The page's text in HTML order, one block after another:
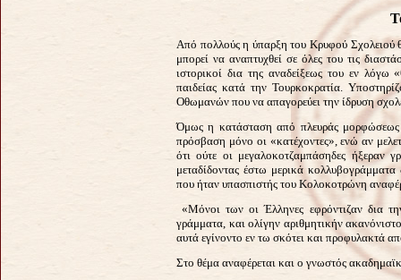
Από πολλούς η ύπαρξη του Κρυφού Σχολειού
μπορεί να αναπτυχθεί σε όλες του τις
ιστορικοί δια της αναδείξεως του εν λόγω
παιδείας κατά την Τουρκοκρατία.
Οθωμανών που να απαγορεύει την ίδρυση
Όμως η κατάσταση από πλευράς μορφώσεως
πρόσβαση μόνο οι «κατέχοντες», ενώ αν
ότι ούτε οι μεγαλοκοτζαμπάσηδες ήξεραν
μεταδίδοντας έστω μερικά
που ήταν υπασπιστής του Κολοκοτρώνη
«Μόνοι των οι Έλληνες εφρόντιζαν δια
γράμματα, και ολίγην αριθμητικήν
αυτά εγίνοντο εν τω σκότει και
Στο θέμα αναφέρεται και ο γνωστός